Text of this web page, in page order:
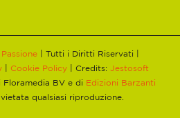
| Tutti i Diritti Riservati |
| Cookie Policy| Credits: Jestosoft
BV e di Edizioni Barzanti
qualsiasi riproduzione.